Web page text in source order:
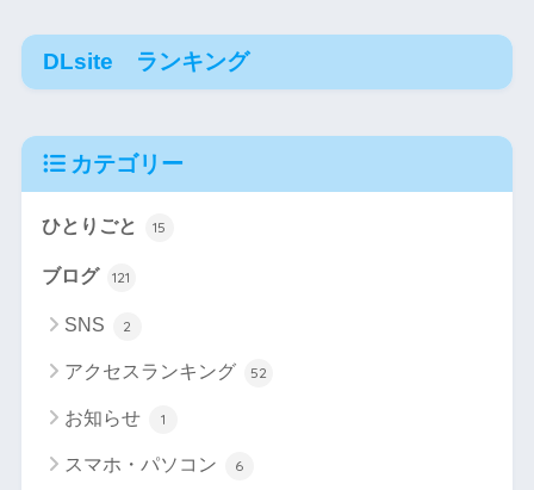
DLsite ランキング
カテゴリー
ひとりごと 15
ブログ 121
SNS 2
アクセスランキング 52
お知らせ 1
スマホ・パソコン 6